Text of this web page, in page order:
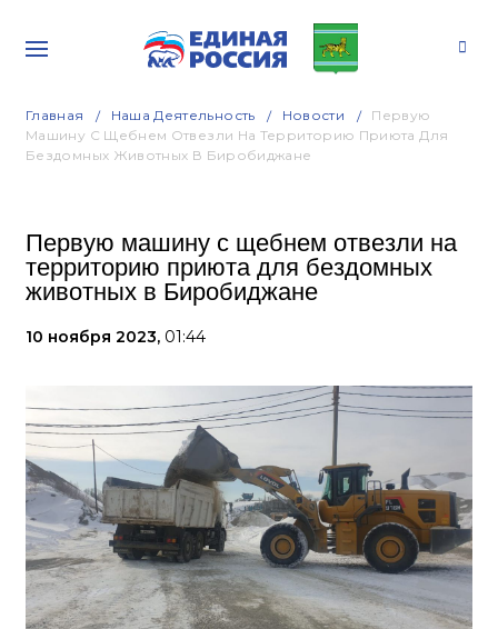
Главная Наша Деятельность Новости
Первую
Машину С Щебнем Отвезли На Территорию Приюта Для
Бездомных Животных В Биробиджане
Первую машину с щебнем отвезли на
территорию приюта для бездомных
животных в Биробиджане
10 ноября 2023, 01:44